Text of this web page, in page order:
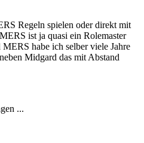
Regeln spielen oder direkt mit
ist ja quasi ein Rolemaster
MERS habe ich selber viele Jahre
Midgard das mit Abstand
...